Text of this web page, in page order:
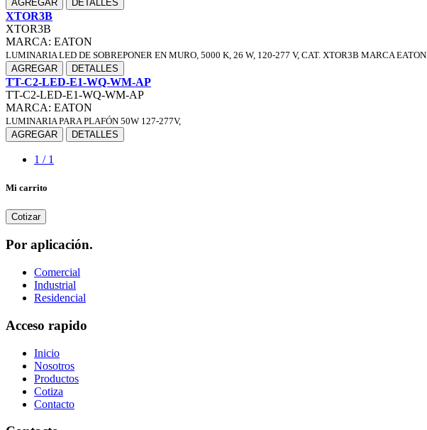
AGREGAR
DETALLES
XTOR3B
XTOR3B
MARCA: EATON
LUMINARIA LED DE SOBREPONER EN MURO, 5000 K, 26 W, 120-277 V, CAT. XTOR3B MARCA EATON
AGREGAR
DETALLES
TT-C2-LED-E1-WQ-WM-AP
TT-C2-LED-E1-WQ-WM-AP
MARCA: EATON
LUMINARIA PARA PLAFÓN 50W 127-277V,
AGREGAR
DETALLES
1 / 1
Mi carrito
Cotizar
Por aplicación.
Comercial
Industrial
Residencial
Acceso rapido
Inicio
Nosotros
Productos
Cotiza
Contacto